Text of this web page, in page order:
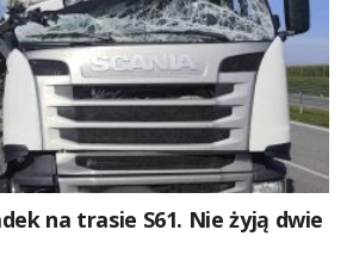
na trasie S61. Nie żyją dwie